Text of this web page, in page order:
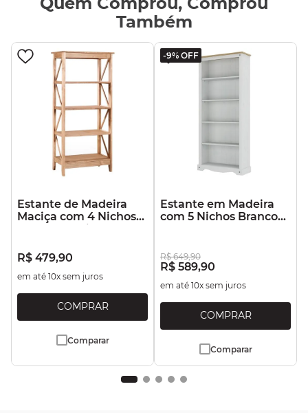
Também
Estante de Madeira
Maciça com 4 Nichos
Marrom Antique
R$ 479,90
em até 10x sem juros
Comparar
-9% OFF
Estante em Madeira
com 5 Nichos Branco
R$ 649,90
R$ 589,90
em até 10x sem juros
Comparar